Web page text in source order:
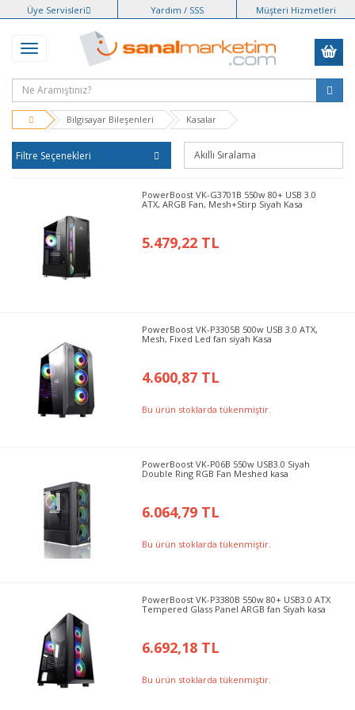
Üye Servisleri Yardım / SSS Müşteri Hizmetleri
Bilgisayar Bileşenleri Kasalar
Filtre Seçenekleri
PowerBoost VK-G3701B 550w 80+ USB 3.0
ATX, ARGB Fan, Mesh+Stirp Siyah Kasa
5.479,22 TL
PowerBoost VK-P3305B 500w USB 3.0 ATX,
Mesh, Fixed Led fan siyah Kasa
4.600,87 TL
Bu ürün stoklarda tükenmiştir.
PowerBoost VK-P06B 550w USB3.0 Siyah
Double Ring RGB Fan Meshed kasa
6.064,79 TL
Bu ürün stoklarda tükenmiştir.
PowerBoost VK-P3380B 550w 80+ USB3.0 ATX
Tempered Glass Panel ARGB fan Siyah kasa
6.692,18 TL
Bu ürün stoklarda tükenmiştir.